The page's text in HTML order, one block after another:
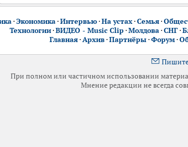
·Экономика·Интервью·На устах·Семья·
Технологии·ВИДЕО - Music Clip ·Молдова·СНГ·
Главная·Архив·Партнёры·Форум·
При полном или частичном использовании
Мнение редакции не всегда